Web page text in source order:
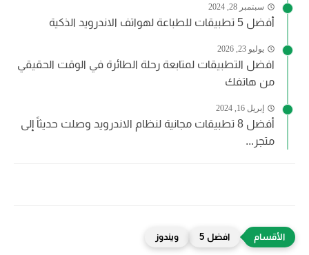
سبتمبر 28, 2024
أفضل 5 تطبيقات للطباعة لهواتف الاندرويد الذكية
يوليو 23, 2026
افضل التطبيقات لمتابعة رحلة الطائرة في الوقت الحقيقي
من هاتفك
إبريل 16, 2024
أفضل 8 تطبيقات مجانية لنظام الاندرويد وصلت حديثاً إلى
متجر...
افضل 5 ويندوز